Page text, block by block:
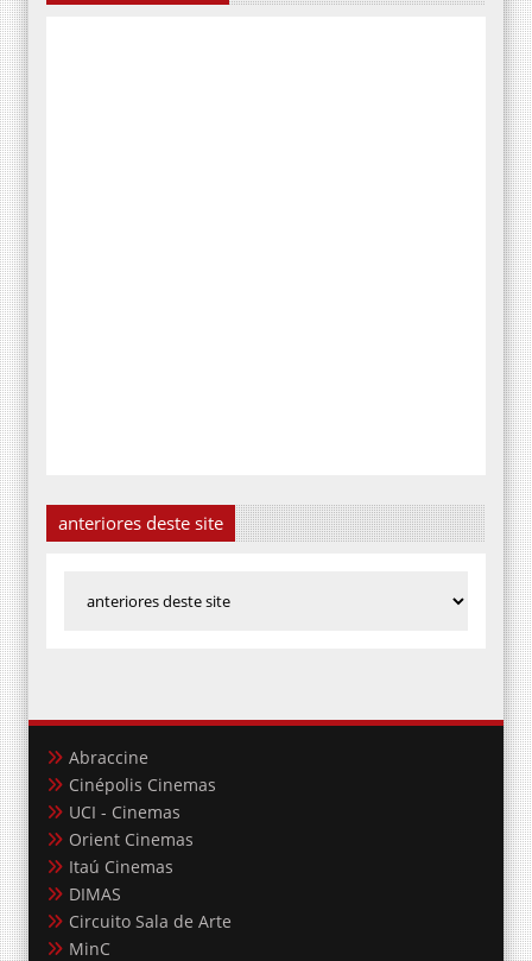
anteriores deste site
Abraccine
Cinépolis Cinemas
UCI - Cinemas
Orient Cinemas
Itaú Cinemas
DIMAS
Circuito Sala de Arte
MinC